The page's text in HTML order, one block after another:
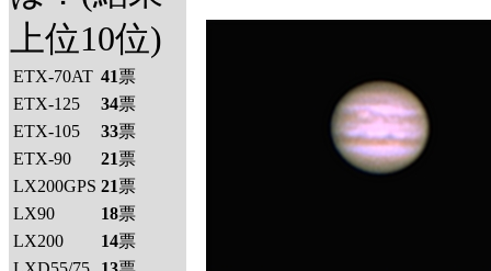
上位10位)
ETX-70AT 41票
ETX-125
34票
ETX-105
33票
ETX-90
21票
LX200GPS 21票
LX90
18票
LX200
14票